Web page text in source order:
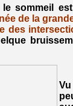
sommeil
de la
des